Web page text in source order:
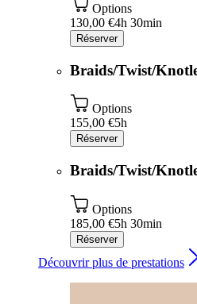
Options
130,00 €4h 30min
Réserver
Braids/Twist/
Options
155,00 €5h
Réserver
Braids/Twist/
Options
185,00 €5h 30min
Réserver
Découvrir plus de prestations